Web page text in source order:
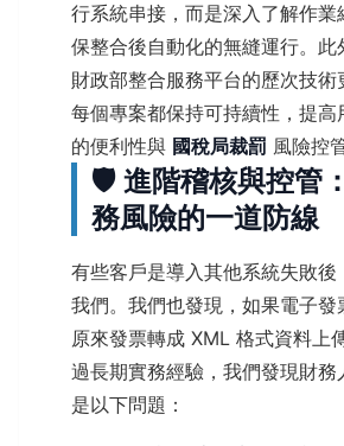
行系統串接，而是深入了解作業
保整合後自動化的無縫運行。此
財政部整合服務平台的歷次技術
每個專案都保持可持續性，提高
的便利性與 國稅局裁罰 風險控管
🛡️ 進階稽核與控管
務風險的一道防線
有些客戶是導入其他系統失敗後
我們。我們也發現，如果電子發
原來發票轉成 XML 格式資料上
過長期實務經驗，我們發現財務
是以下問題：